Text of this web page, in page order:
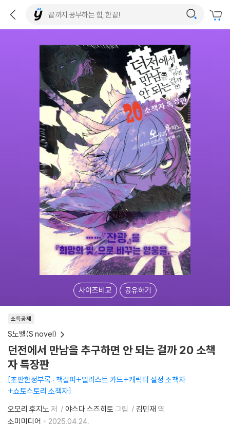
사이즈비교 공유하기
소득공제
S노벨(S novel)
던전에서 만남을 추구하면 안 되는 걸까 20 소책
자 특장판
초판한정부록 : 책갈피+일러스트 카드+캐릭터 설정 소책자
+쇼토스토리 소책자
오모리 후지노 저 야스다 스즈히토 그림 김민재 역
소미미디어
2025.04.24.